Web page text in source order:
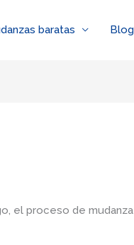
baratas Blog
el proceso de mudanza